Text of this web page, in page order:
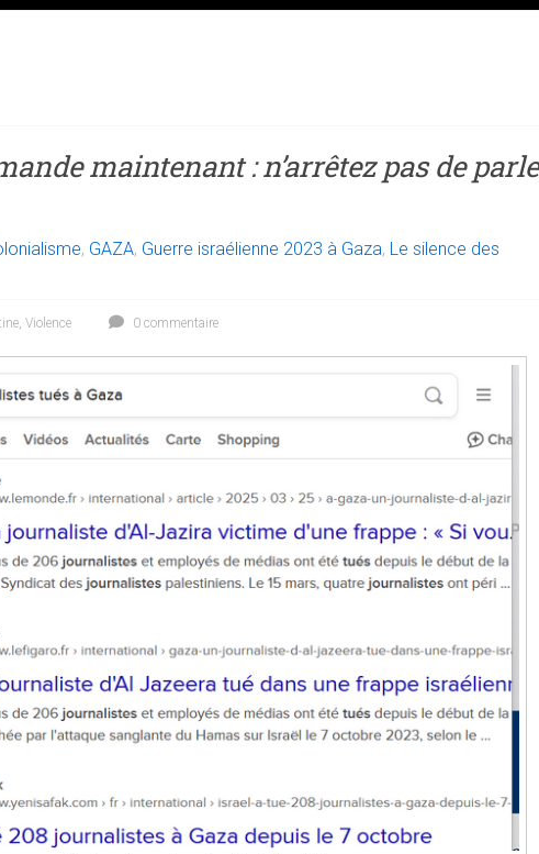
maintenant : n’arrêtez pas de
, GAZA, Guerre israélienne 2023 à Gaza, Le silence des
Violence 0 commentaire